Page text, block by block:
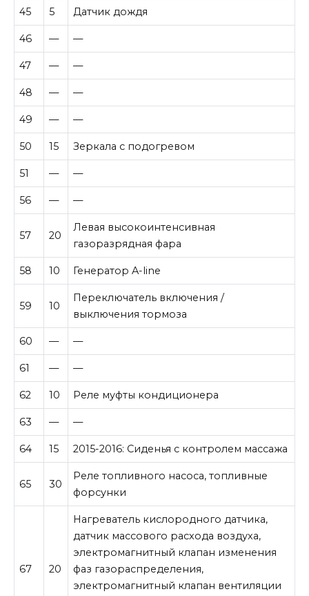
45 5 Датчик дождя
46 — —
47 — —
48 — —
49 — —
50 15 Зеркала с подогревом
51 — —
56 — —
57 20
Левая высокоинтенсивная
газоразрядная фара
58 10 Генератор A-line
59 10
Переключатель включения /
выключения тормоза
60 — —
61 — —
62 10 Реле муфты кондиционера
63 — —
64 15 2015-2016: Сиденья с контролем массажа
65 30
Реле топливного насоса, топливные
форсунки
67 20
Нагреватель кислородного датчика,
датчик массового расхода воздуха,
электромагнитный клапан изменения
фаз газораспределения,
электромагнитный клапан вентиляции